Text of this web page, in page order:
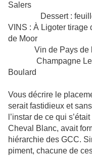
Salers
Dessert : feuilleté
VINS : À Ligoter tirage
de Moor
Vin de Pays de
Champagne Les
Boulard
Vous décrire le
serait fastidieux et
l’instar de ce qui
Cheval Blanc, avait
hiérarchie des GCC.
piment, chacune de